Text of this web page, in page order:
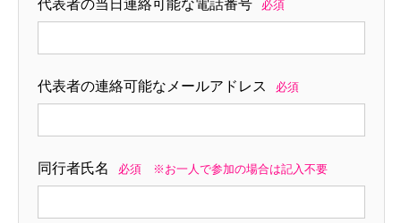
代表者の当日連絡可能な電話番号 必須
代表者の連絡可能なメールアドレス 必須
同行者氏名 必須 ※お一人で参加の場合は記入不要